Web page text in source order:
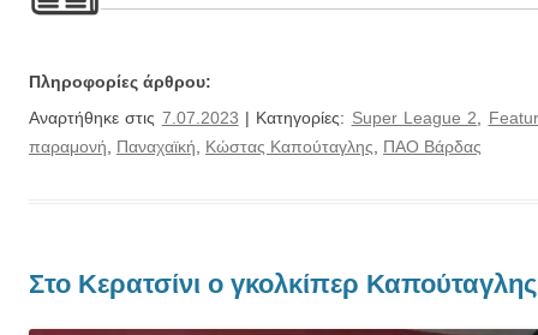
Πληροφορίες άρθρου:
Αναρτήθηκε στις 7.07.2023 | Κατηγορίες: Super League 2
παραμονή
Παναχαϊκή Κώστας Καπούταγλης ΠΑΟ Βάρδας
Στο Κερατσίνι ο γκολκίπερ Καπούταγλης